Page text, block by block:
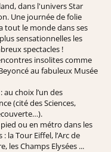
dans l'univers Star
Une journée de folie
tout le monde dans ses
sensationnelles les
spectacles !
insolites comme
au fabuleux Musée
choix l’un des
(cité des Sciences,
ou en métro dans les
la Tour Eiffel, l’Arc de
les Champs Elysées ...